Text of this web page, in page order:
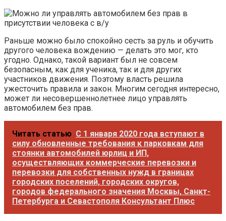
Раньше можно было спокойно сесть за руль и обучить
другого человека вождению — делать это мог, кто
угодно. Однако, такой вариант был не совсем
безопасным, как для ученика, так и для других
участников движения. Поэтому власть решила
ужесточить правила и закон. Многим сегодня интересно,
может ли несовершеннолетнее лицо управлять
автомобилем без прав.
Читать статью С 1 января 2020 года вступают в
силу обновленные требования к парковкам для
стоянки автомобилей юрлиц и ИП,
осуществляющих коммерческие перевозки и
перевозки для собственных нужд в границах
городских поселений, городских округов,
городов федерального значения Москвы, Санкт-
Петербурга и Севастополя Консультант Плюс